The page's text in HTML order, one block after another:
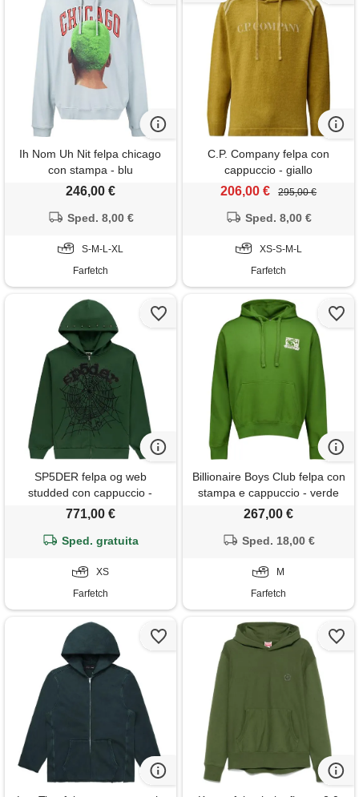
Ih Nom Uh Nit felpa chicago
con stampa - blu
246,00 €
Sped. 8,00 €
S-M-L-XL
Farfetch
C.P. Company felpa con
cappuccio - giallo
206,00 € 295,00 €
Sped. 8,00 €
XS-S-M-L
Farfetch
SP5DER felpa og web
studded con cappuccio -
verde
771,00 €
Sped. gratuita
XS
Farfetch
Billionaire Boys Club felpa con
stampa e cappuccio - verde
267,00 €
Sped. 18,00 €
M
Farfetch